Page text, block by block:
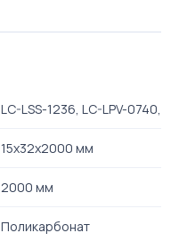
LC-LSS-1236, LC-LPV-0740,
15x32x2000 мм
2000 мм
Поликарбонат